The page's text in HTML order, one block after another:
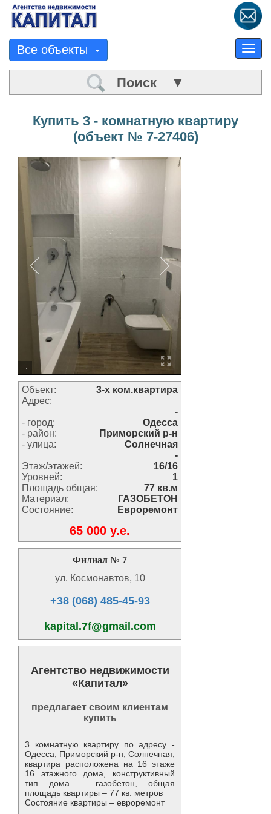
Все объекты
Поиск ▼
Купить 3 - комнатную квартиру
(объект № 7-27406)
Объект:
3-х ком.квартира
Адрес:
-
- город:
Одесса
- район:
Приморский р-н
- улица:
Солнечная
-
Этаж/этажей:
16/16
Уровней:
1
Площадь общая:
77 кв.м
Материал:
ГАЗОБЕТОН
Состояние:
Евроремонт
65 000 y.e.
Филиал № 7
ул. Космонавтов, 10
+38 (068) 485-45-93
kapital.7f@gmail.com
Агентство недвижимости
«Капитал»
предлагает своим клиентам
купить
3 комнатную квартиру по адресу -
Одесса, Приморский р-н, Солнечная,
квартира расположена на 16 этаже
16 этажного дома, конструктивный
тип дома – газобетон, общая
площадь квартиры – 77 кв. метров
Состояние квартиры – евроремонт